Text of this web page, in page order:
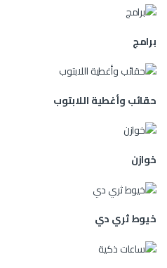
برامج
حقائب وأغطية اللابتوب
خوازن
خيوط ثري دي